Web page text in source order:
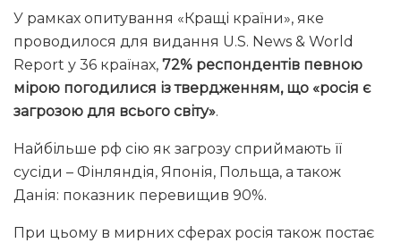
У рамках опитування «Кращі країни», яке
проводилося для видання U.S. News & World
Report у 36 країнах, 72% респондентів певною
мірою погодилися із твердженням, що «росія є
загрозою для всього світу».
Найбільше рф сію як загрозу сприймають її
сусіди – Фінляндія, Японія, Польща, а також
Данія: показник перевищив 90%.
При цьому в мирних сферах росія також постає